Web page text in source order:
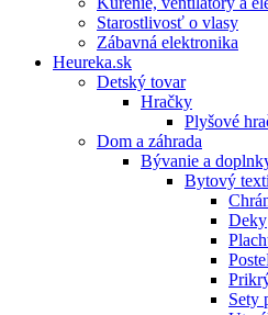
Starostlivosť o vlasy
Zábavná elektronika
Heureka.sk
Detský tovar
Hračky
Plyšové
Dom a záhrada
Bývanie a
Bytový
Deky
Sety